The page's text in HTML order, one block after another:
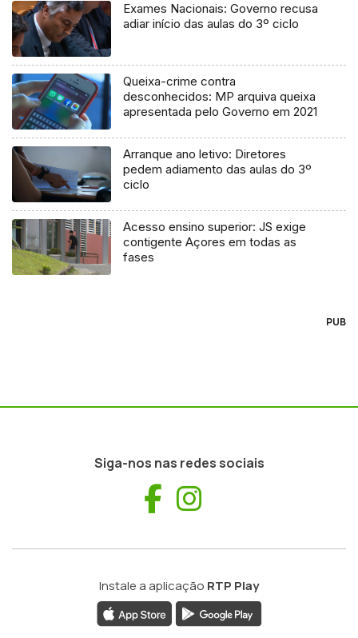
Exames Nacionais: Governo recusa
adiar início das aulas do 3º ciclo
Queixa-crime contra
desconhecidos: MP arquiva queixa
apresentada pelo Governo em 2021
Arranque ano letivo: Diretores
pedem adiamento das aulas do 3º
ciclo
Acesso ensino superior: JS exige
contigente Açores em todas as
fases
PUB
Siga-nos nas redes sociais
Facebook
Instale a aplicação RTP Play